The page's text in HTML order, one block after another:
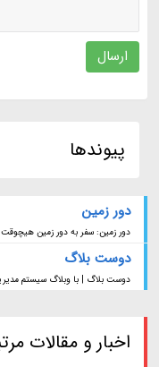
ارسال
پیوندها
دور زمین
دور زمین: سفر به دور زمین هیچوقت
دوست بلاگ
دوست بلاگ | با وبلاگ سیستم
اخبار و مقالات